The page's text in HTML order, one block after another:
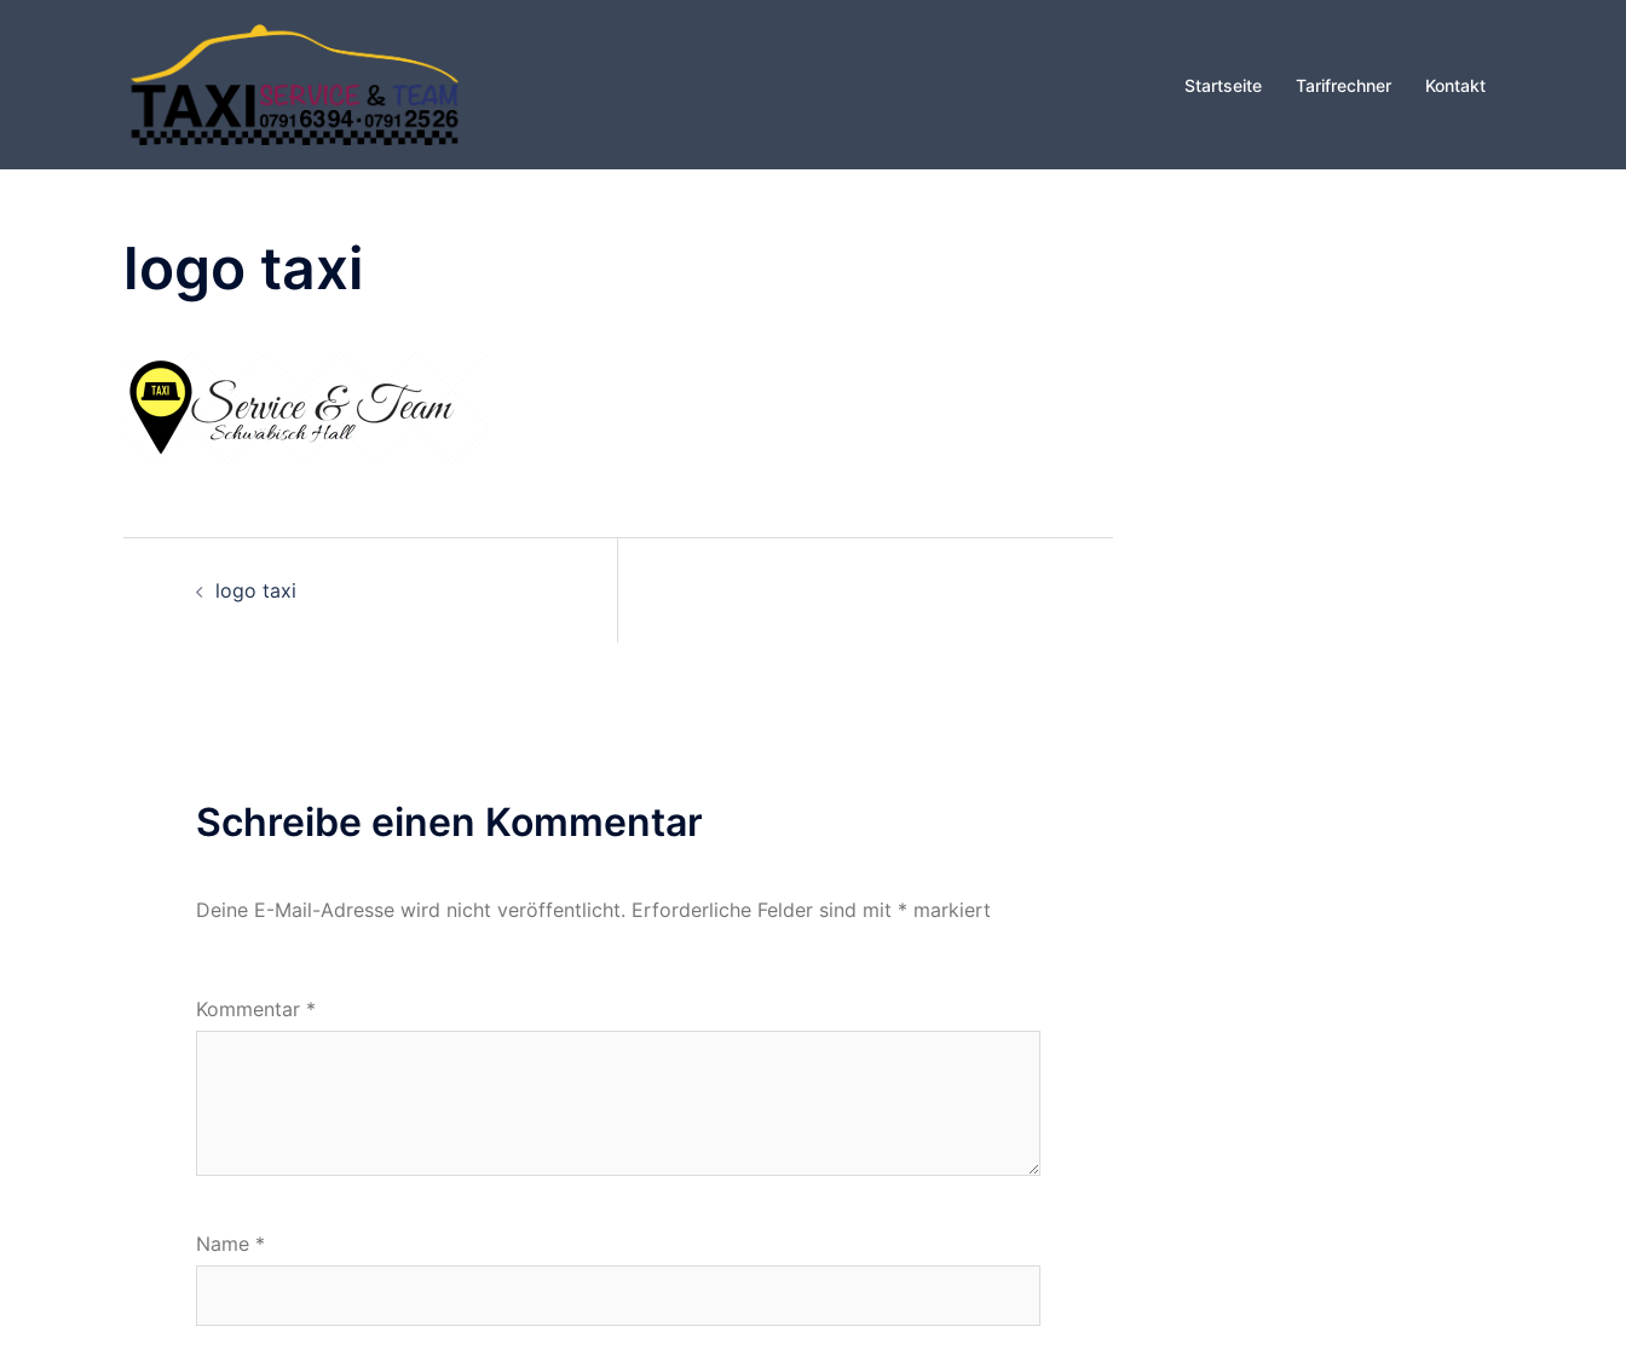
Startseite Tarifrechner Kontakt
logo taxi
Navigation
logo taxi
Schreibe einen Kommentar
Deine E-Mail-Adresse wird nicht veröffentlicht. Erforderliche Felder sind mit * markiert
Kommentar *
Name *